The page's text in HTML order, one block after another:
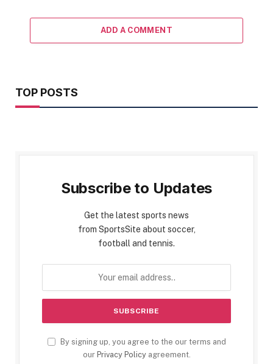
ADD A COMMENT
TOP POSTS
Subscribe to Updates
Get the latest sports news
from SportsSite about soccer,
football and tennis.
By signing up, you agree to the our terms and
our Privacy Policyagreement.